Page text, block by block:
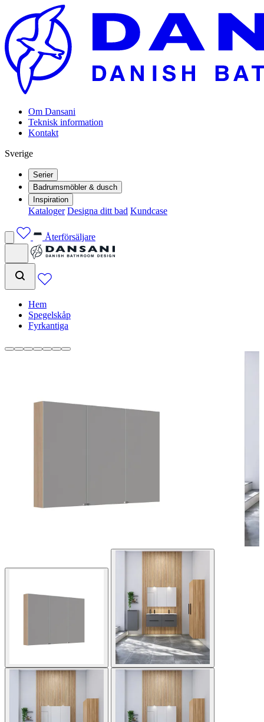
Om Dansani
Teknisk information
Kontakt
Sverige
Serier
Badrumsmöbler & dusch
Inspiration
Kataloger Designa ditt bad Kundcase
Återförsäljare
Hem
Spegelskåp
Fyrkantiga